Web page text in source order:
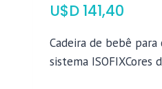
$ 141,40
Cadeira de bebê para
sistema ISOFIXCores